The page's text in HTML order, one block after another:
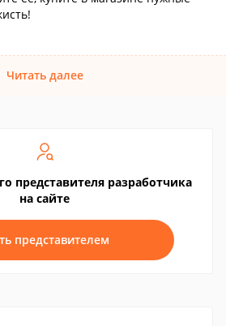
Читать далее
представителя разработчика
на сайте
представителем